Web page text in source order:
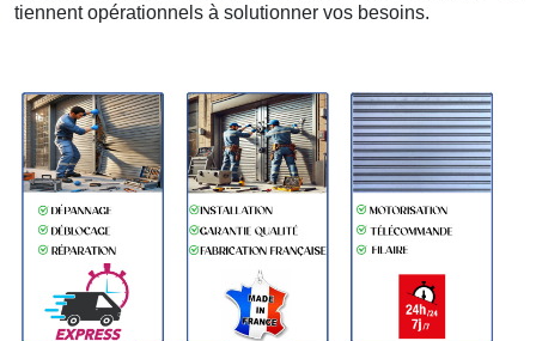
tiennent opérationnels à solutionner vos besoins.